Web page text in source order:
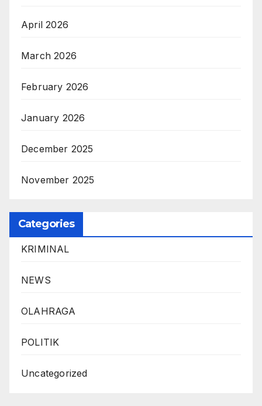
April 2026
March 2026
February 2026
January 2026
December 2025
November 2025
Categories
KRIMINAL
NEWS
OLAHRAGA
POLITIK
Uncategorized